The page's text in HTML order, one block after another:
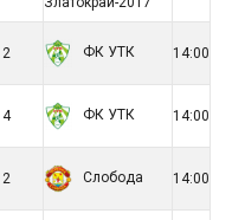
2 ФК УТК 14:00
4 ФК УТК 14:00
2 Слобода 14:00